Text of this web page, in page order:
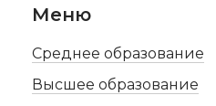
Меню
Среднее образование
Высшее образование